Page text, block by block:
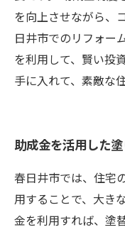
を向上させながら、
日井市でのリフォー
を利用して、賢い投
手に入れて、素敵な
助成金を活用した
春日井市では、住宅
用することで、大き
金を利用すれば、塗